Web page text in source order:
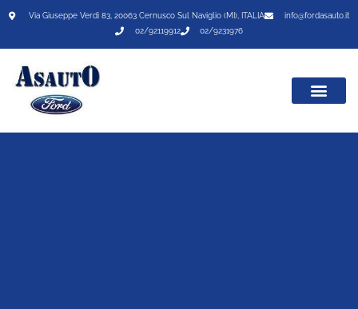
Via Giuseppe Verdi 83, 20063 Cernusco Sul Naviglio (MI), ITALIA
info@fordasauto.it
02/92119912
02/9231976